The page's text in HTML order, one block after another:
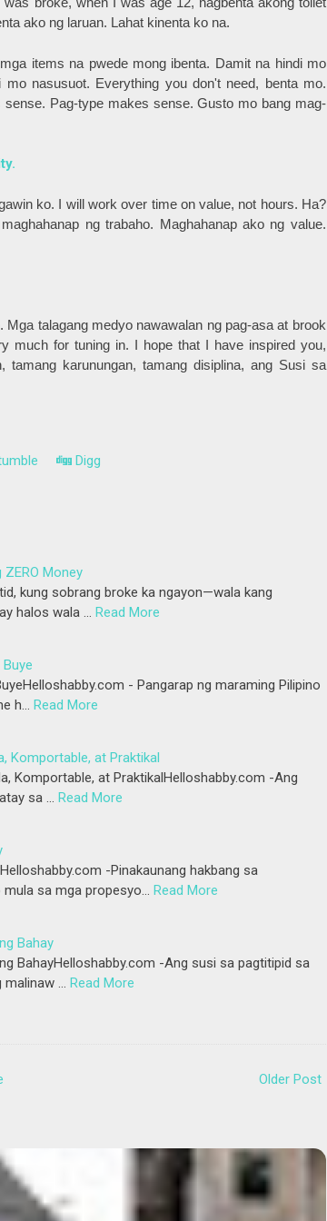
ako ng laruan. Lahat kinenta ko na.
items na pwede mong ibenta. Damit na hindi mo
nasusuot. Everything you don't need, benta mo.
Pag-type makes sense. Gusto mo bang mag-
ko. I will work over time on value, not hours. Ha?
ng trabaho. Maghahanap ako ng value.
talagang medyo nawawalan ng pag-asa at brook
much for tuning in. I hope that I have inspired you,
tamang karunungan, tamang disiplina, ang Susi sa
Digg
Money
kung sobrang broke ka ngayon—wala kang
halos wala …
Read More
- Pangarap ng maraming Pilipino
h…
Read More
Komportable, at Praktikal
Komportable, at PraktikalHelloshabby.com -Ang
sa …
Read More
-Pinakaunang hakbang sa
sa mga propesyo…
Read More
Bahay
BahayHelloshabby.com -Ang susi sa pagtitipid sa
…
Read More
Older Post